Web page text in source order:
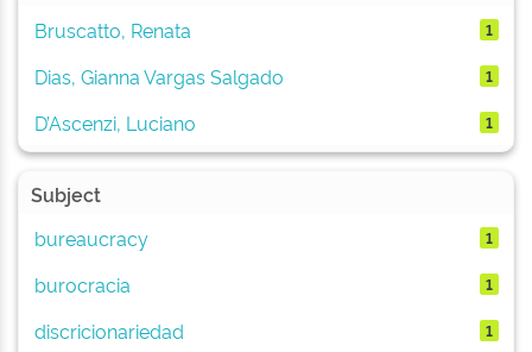
Bruscatto, Renata
1
Dias, Gianna Vargas Salgado 1
D’Ascenzi, Luciano 1
Subject
bureaucracy
1
burocracia 1
discricionariedad 1